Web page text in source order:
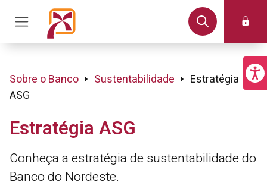
Sobre o Banco Sustentabilidade
Estratégia
ASG
Estratégia ASG
Conheça a estratégia de sustentabilidade do
Banco do Nordeste.